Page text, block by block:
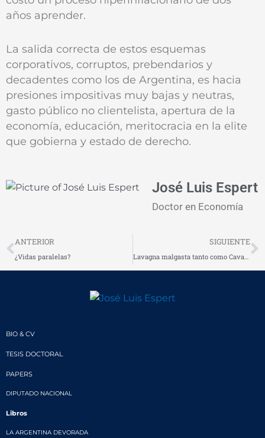
años aprender.
La salida correcta de estos esquemas
corporativos, corruptos, prebendarios y
decadentes como los de Argentina, es hacia
presiones impositivas muy bajas y neutras,
gasto público no clientelista, apertura de la
economía, educación, meritocracia en la elite
que gobierna y estado de derecho.
José Luis Espert
Doctor en Economía
Prev
ANTERIOR
¿Vidas paralelas?
SIGUIENTE
Lavagna malgasta tanto como Cavallo (*)
BIO & CV
TESIS DOCTORAL
PAPERS
DIPUTADO NACIONAL
Libros
LA ARGENTINA DEVORADA